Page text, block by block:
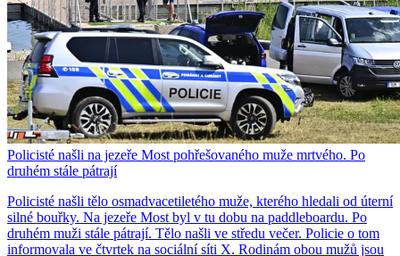
Policisté našli na jezeře Most pohřešovaného muže mrtvého. Po
druhém stále pátrají
Policisté našli tělo osmadvacetiletého muže, kterého hledali od úterní
silné bouřky. Na jezeře Most byl v tu dobu na paddleboardu. Po
druhém muži stále pátrají. Tělo našli ve středu večer. Policie o tom
informovala ve čtvrtek na sociální síti X. Rodinám obou mužů jsou